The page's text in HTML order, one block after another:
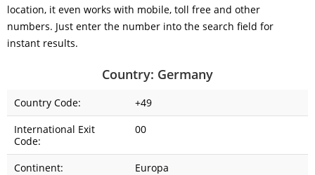
location, it even works with mobile, toll free and other
numbers. Just enter the number into the search field for
instant results.
Country: Germany
Country Code:
+49
International Exit
Code:
00
Continent:
Europa